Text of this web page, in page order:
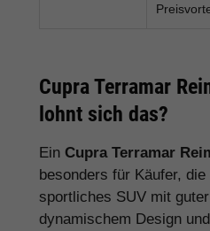
Cupra Terramar
lohnt sich das?
Ein Cupra Terramar
besonders für Käufer,
sportliches SUV mit
dynamischem Design